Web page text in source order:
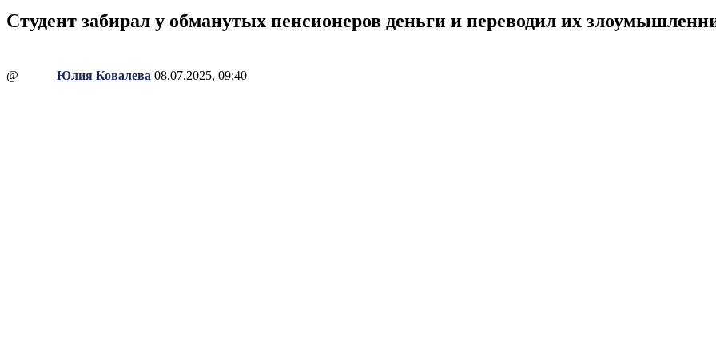
Студент забирал у обманутых пенсионеров деньги и переводил их
@ Юлия Ковалева 08.07.2025, 09:40